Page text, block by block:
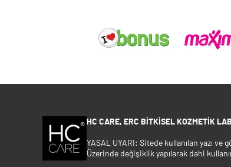
HC CARE, ERC BITKISEL KOZMETIK
YASAL UYARI: Sitede kullanılan yazı ve
Üzerinde değişiklik yapılarak dahi